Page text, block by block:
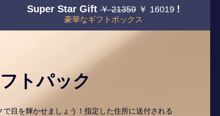
Super Star Gift￥ 21359 ￥ 16019 !
豪華なギフトボックス
トパック
で目を輝かせましょう！指定した住所に送付される